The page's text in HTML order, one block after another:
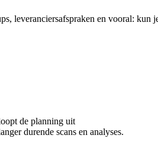
leveranciersafspraken en vooral: kun
de planning uit
durende scans en analyses.